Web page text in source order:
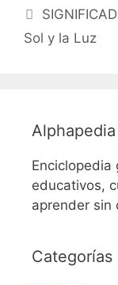
Sol y la Luz
Alphapedia
Enciclopedia
educativos,
aprender sin
Categorías